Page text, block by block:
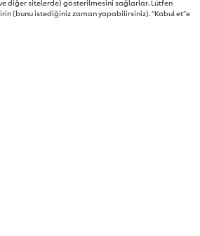
diğer sitelerde) gösterilmesini sağlarlar. Lütfen
(bunu istediğiniz zaman yapabilirsiniz). “Kabul et”e